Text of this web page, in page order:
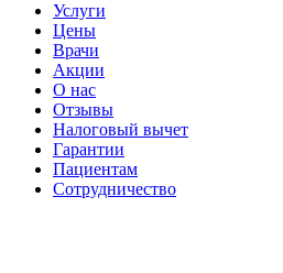
Услуги
Цены
Врачи
Акции
О нас
Отзывы
Налоговый вычет
Гарантии
Пациентам
Сотрудничество